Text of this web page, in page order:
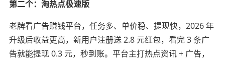
第二个：淘热点极速版
老牌看广告赚钱平台，任务多、单价稳、提现快，2026 年
升级后收益更高，新用户注册送 2.8 元红包，看完 3 条广
告就能提现 0.3 元，秒到账。平台主打热点资讯 + 广告，